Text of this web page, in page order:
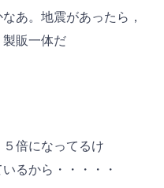
あ。地震があったら，
販一体だ
倍になってるけ
るから・・・・・